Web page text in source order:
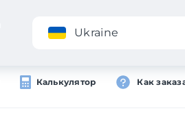
Приложение
Калькулятор Как
Ukraine